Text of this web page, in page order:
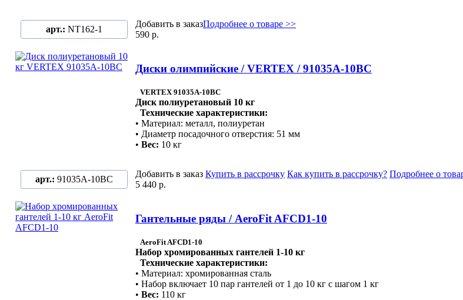
арт.: NT162-1
Добавить в заказПодробнее о товаре >>
590 р.
Диски олимпийские / VERTEX / 91035A-10ВC
VERTEX 91035A-10ВC
Диск полиуретановый 10 кг
Технические характеристики:
• Материал: металл, полиуретан
• Диаметр посадочного отверстия: 51 мм
• Вес: 10 кг
арт.: 91035A-10ВC
Добавить в заказ Купить в рассрочку Как купить в рассрочку? Подробнее о
5 440 р.
Гантельные ряды / AeroFit AFCD1-10
AeroFit AFCD1-10
Набор хромированных гантелей 1-10 кг
Технические характеристики:
• Материал: хромированная сталь
• Набор включает 10 пар гантелей от 1 до 10 кг с шагом 1 кг
• Вес: 110 кг